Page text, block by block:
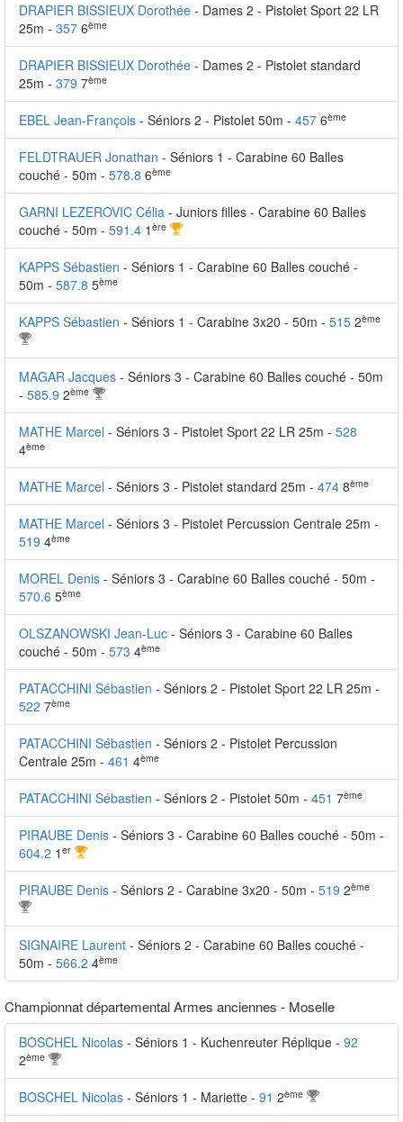
DRAPIER BISSIEUX Dorothée - Dames 2 - Pistolet Sport 22 LR
25m - 357 6ème
DRAPIER BISSIEUX Dorothée - Dames 2 - Pistolet standard
25m - 379 7ème
EBEL Jean-François - Séniors 2 - Pistolet 50m - 457 6ème
FELDTRAUER Jonathan - Séniors 1 - Carabine 60 Balles
couché - 50m - 578.8 6ème
GARNI LEZEROVIC Célia - Juniors filles - Carabine 60 Balles
couché - 50m - 591.4 1 ère
KAPPS Sébastien - Séniors 1 - Carabine 60 Balles couché -
50m - 587.8 5ème
KAPPS Sébastien - Séniors 1 - Carabine 3x20 - 50m - 515 2ème
MAGAR Jacques - Séniors 3 - Carabine 60 Balles couché - 50m
- 585.9 2ème
MATHE Marcel - Séniors 3 - Pistolet Sport 22 LR 25m - 528
4ème
MATHE Marcel - Séniors 3 - Pistolet standard 25m - 474 8ème
MATHE Marcel - Séniors 3 - Pistolet Percussion Centrale 25m -
519 4ème
MOREL Denis - Séniors 3 - Carabine 60 Balles couché - 50m -
570.6 5ème
OLSZANOWSKI Jean-Luc - Séniors 3 - Carabine 60 Balles
couché - 50m - 573 4ème
PATACCHINI Sébastien - Séniors 2 - Pistolet Sport 22 LR 25m -
522 7ème
PATACCHINI Sébastien - Séniors 2 - Pistolet Percussion
Centrale 25m - 461 4ème
PATACCHINI Sébastien - Séniors 2 - Pistolet 50m - 451 7ème
PIRAUBE Denis - Séniors 3 - Carabine 60 Balles couché - 50m -
604.2 1 er
PIRAUBE Denis - Séniors 2 - Carabine 3x20 - 50m - 519 2ème
SIGNAIRE Laurent - Séniors 2 - Carabine 60 Balles couché -
50m - 566.2 4ème
Championnat départemental Armes anciennes - Moselle
BOSCHEL Nicolas - Séniors 1 - Kuchenreuter Réplique - 92
2ème
BOSCHEL Nicolas - Séniors 1 - Mariette - 91 2ème